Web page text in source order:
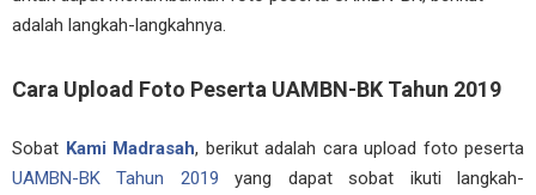
adalah langkah-langkahnya.
Cara Upload Foto Peserta UAMBN-BK Tahun 2019
Sobat Kami Madrasah, berikut adalah cara upload foto peserta
UAMBN-BK Tahun 2019 yang dapat sobat ikuti langkah-